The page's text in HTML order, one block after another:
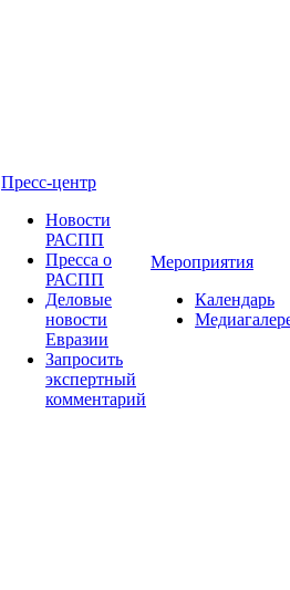
Пресс-центр
Новости
РАСПП
Пресса о
РАСПП
Деловые
новости
Евразии
Запросить
экспертный
комментарий
Мероприятия
Календарь